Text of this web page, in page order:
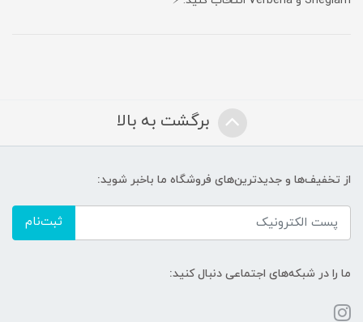
برگشت به بالا
از تخفیف‌ها و جدیدترین‌های فروشگاه ما باخبر شوید:
ثبت‌نام
ما را در شبکه‌های اجتماعی دنبال کنید: